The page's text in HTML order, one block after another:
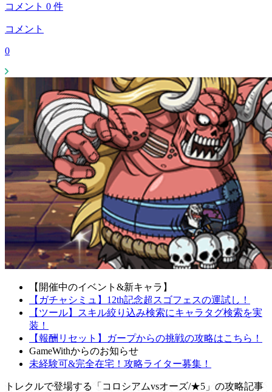
コメント 0 件
コメント
0
【開催中のイベント&新キャラ】
【ガチャシミュ】12th記念超スゴフェスの運試し！
【ツール】スキル絞り込み検索にキャラタグ検索を実
装！
【報酬リセット】ガープからの挑戦の攻略はこちら！
GameWithからのお知らせ
未経験可&完全在宅！攻略ライター募集！
トレクルで登場する「コロシアムvsオーズ/★5」の攻略記事